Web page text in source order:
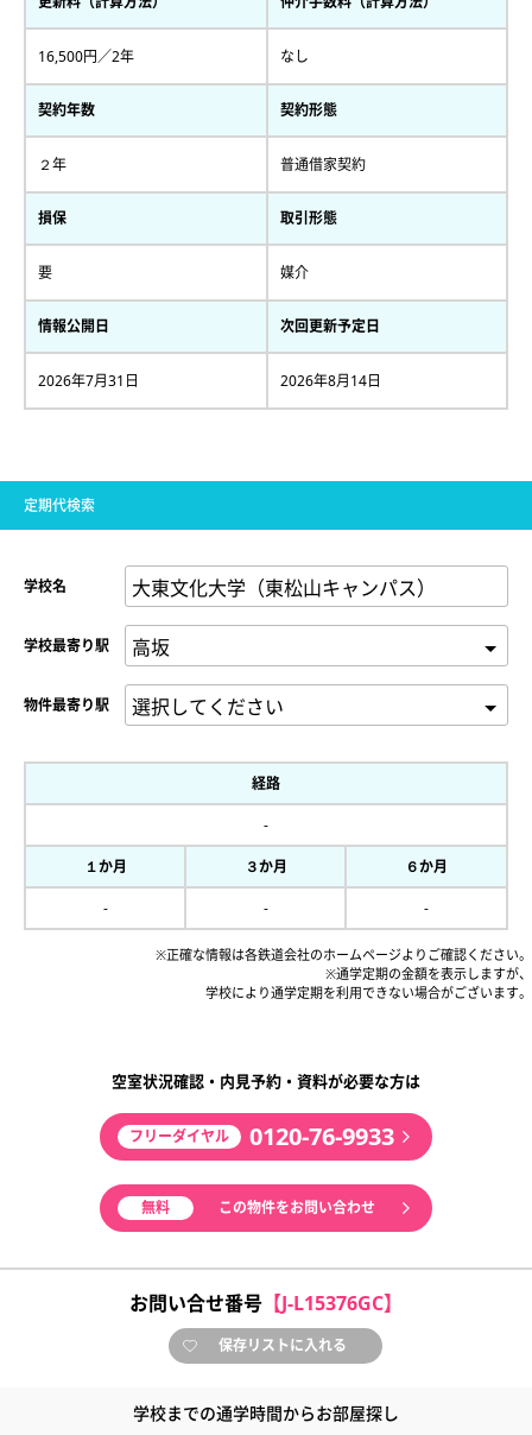
16,500円／2年 なし
契約年数
２年
契約形態
普通借家契約
損保
要
取引形態
媒介
情報公開日
2026年7月31日
次回更新予定日
2026年8月14日
定期代検索
学校名
学校最寄り駅
物件最寄り駅
経路
-
１か月 ３か月 ６か月
- - -
※正確な情報は各鉄道会社のホームページよりご確認ください。
※通学定期の金額を表示しますが、
学校により通学定期を利用できない場合がございます。
空室状況確認・内見予約・資料が必要な方は
フリーダイヤル 0120-76-9933
無料 この物件をお問い合わせ
お問い合せ番号 【J-L15376GC】
保存リストに入れる
学校までの通学時間からお部屋探し